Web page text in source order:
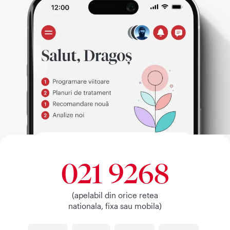
021 9268
(apelabil din orice retea
nationala, fixa sau mobila)